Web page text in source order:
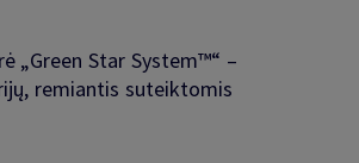
„Green Star System™“ –
remiantis suteiktomis